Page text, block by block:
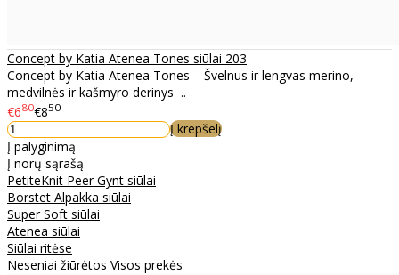
Concept by Katia Atenea Tones siūlai 203
Concept by Katia Atenea Tones – Švelnus ir lengvas merino,
medvilnės ir kašmyro derinys ..
€680€850
Į krepšelį
Į palyginimą
Į norų sąrašą
PetiteKnit Peer Gynt siūlai
Borstet Alpakka siūlai
Super Soft siūlai
Atenea siūlai
Siūlai ritėse
Neseniai žiūrėtos Visos prekės